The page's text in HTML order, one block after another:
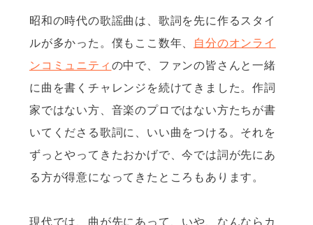
昭和の時代の歌謡曲は、歌詞を先に作るスタイ
ルが多かった。僕もここ数年、
自分のオンライ
ンコミュニティ の中で、ファンの皆さんと一緒
に曲を書くチャレンジを続けてきました。作詞
家ではない方、音楽のプロではない方たちが書
いてくださる歌詞に、いい曲をつける。それを
ずっとやってきたおかげで、今では詞が先にあ
る方が得意になってきたところもあります。
現代では、曲が先にあって、いや、なんならカ